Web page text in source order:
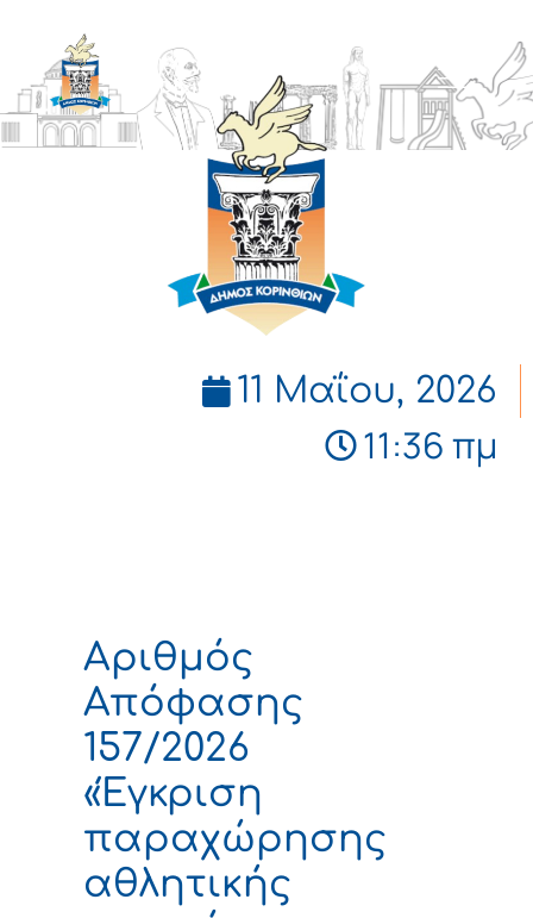
ΔΗΜΟΣ
ΚΟΡΙΝΘΙΩΝ
11 Μαΐου, 2026
11:36 πμ
Αριθμός
Απόφασης
157/2026
«Έγκριση
παραχώρησης
αθλητικής